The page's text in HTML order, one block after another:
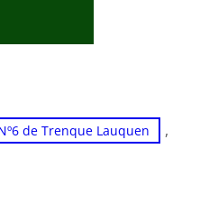
de Trenque Lauquen ,